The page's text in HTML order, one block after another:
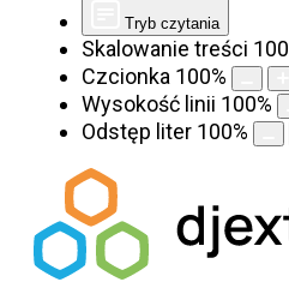
Tryb czytania
Skalowanie treści 100
Czcionka 100%
Wysokość linii 100%
Odstęp liter 100%